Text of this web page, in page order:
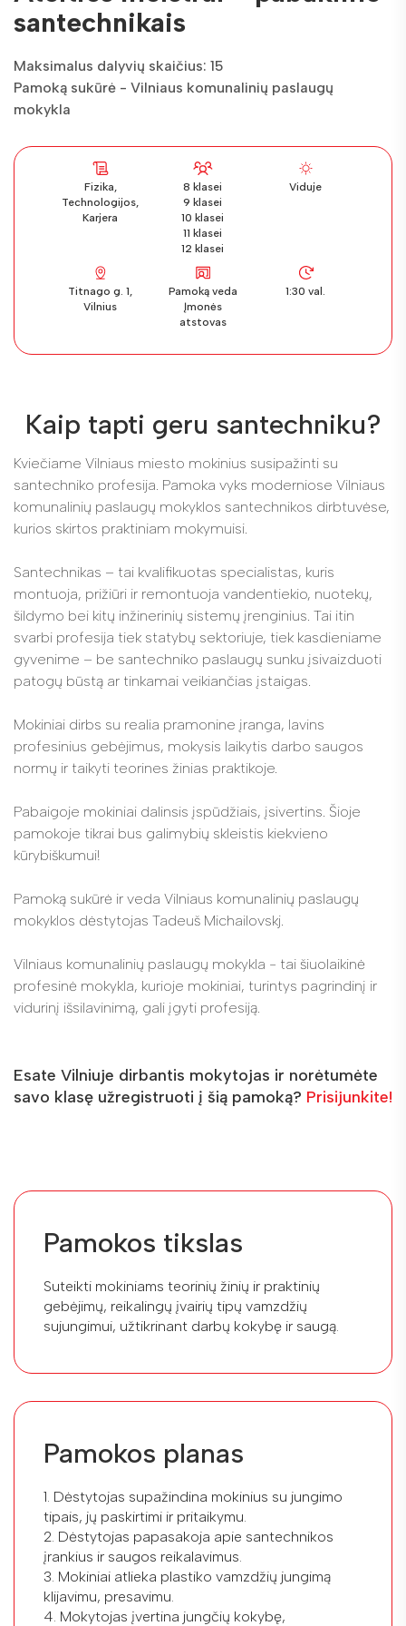
santechnikais
Maksimalus dalyvių skaičius: 15
Pamoką sukūrė - Vilniaus komunalinių paslaugų
mokykla
Fizika,
Technologijos,
Karjera
8 klasei
9 klasei
10 klasei
11 klasei
12 klasei
Viduje
Titnago g. 1,
Vilnius
Pamoką veda
Įmonės
atstovas
1:30 val.
Kaip tapti geru santechniku?
Kviečiame Vilniaus miesto mokinius susipažinti su
santechniko profesija. Pamoka vyks moderniose Vilniaus
komunalinių paslaugų mokyklos santechnikos dirbtuvėse,
kurios skirtos praktiniam mokymuisi.
Santechnikas – tai kvalifikuotas specialistas, kuris
montuoja, prižiūri ir remontuoja vandentiekio, nuotekų,
šildymo bei kitų inžinerinių sistemų įrenginius. Tai itin
svarbi profesija tiek statybų sektoriuje, tiek kasdieniame
gyvenime – be santechniko paslaugų sunku įsivaizduoti
patogų būstą ar tinkamai veikiančias įstaigas.
Mokiniai dirbs su realia pramonine įranga, lavins
profesinius gebėjimus, mokysis laikytis darbo saugos
normų ir taikyti teorines žinias praktikoje.
Pabaigoje mokiniai dalinsis įspūdžiais, įsivertins. Šioje
pamokoje tikrai bus galimybių skleistis kiekvieno
kūrybiškumui!
Pamoką sukūrė ir veda Vilniaus komunalinių paslaugų
mokyklos dėstytojas Tadeuš Michailovskj.
Vilniaus komunalinių paslaugų mokykla - tai šiuolaikinė
profesinė mokykla, kurioje mokiniai, turintys pagrindinį ir
vidurinį išsilavinimą, gali įgyti profesiją.
Esate Vilniuje dirbantis mokytojas ir norėtumėte
savo klasę užregistruoti į šią pamoką? Prisijunkite!
Pamokos tikslas
Suteikti mokiniams teorinių žinių ir praktinių
gebėjimų, reikalingų įvairių tipų vamzdžių
sujungimui, užtikrinant darbų kokybę ir saugą.
Pamokos planas
1. Dėstytojas supažindina mokinius su jungimo
tipais, jų paskirtimi ir pritaikymu.
2. Dėstytojas papasakoja apie santechnikos
įrankius ir saugos reikalavimus.
3. Mokiniai atlieka plastiko vamzdžių jungimą
klijavimu, presavimu.
4. Mokytojas įvertina jungčių kokybę,